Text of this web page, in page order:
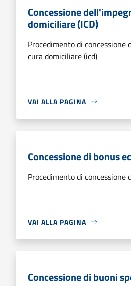
Concessione
domiciliare (ICD)
Procedimento di concessione
cura domiciliare (icd)
VAI ALLA PAGINA
Concessione di bonus
Procedimento di concessione
VAI ALLA PAGINA
Concessione di buoni